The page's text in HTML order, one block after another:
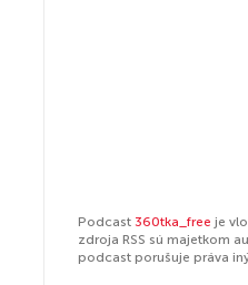
Podcast 360tka_free je
zdroja RSS sú majetkom
podcast porušuje práva